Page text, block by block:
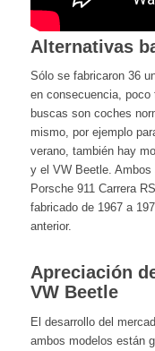
Alternativas
Sólo se fabricaron 36
en consecuencia,
buscas son coches
mismo, por ejemplo
verano, también hay
y el VW Beetle. Ambos
Porsche 911 Carrera
fabricado de 1967 a
anterior.
Apreciación
VW Beetle
El desarrollo del
ambos modelos están